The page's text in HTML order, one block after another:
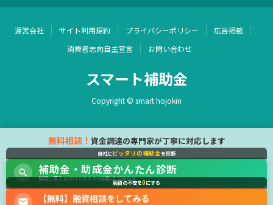
運営会社 サイト利用規約 プライバシーポリシー
広告掲載
消費者志向自主宣言
お問い合わせ
スマート補助金
Copyright © smart hojokin
無料相談！ 資金調達の専門家が丁寧に対応します
自社にピッタリの補助金を診断
補助金・助成金かんたん診断
質問に答えるだけでおすすめ補助金が分かる
融資の不安を0にする
【無料】融資相談をしてみる